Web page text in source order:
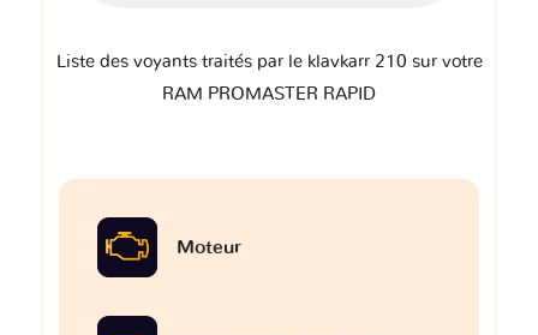
Liste des voyants traités par le klavkarr 210 sur votre
RAM PROMASTER RAPID
Moteur